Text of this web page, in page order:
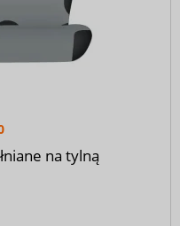
na tylną